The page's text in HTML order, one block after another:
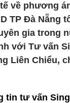
về phương
TP Đà Nẵng
gia trong
với Tư vấn
Liên Chiểu,
tin tư vấn